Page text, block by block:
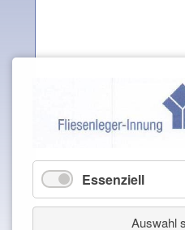
Essenziell
Auswahl